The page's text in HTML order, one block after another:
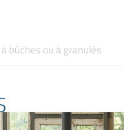
bûches ou à granulés